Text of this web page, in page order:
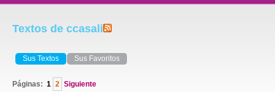
Textos de ccasali
Sus Textos Sus Favoritos
Páginas: 1 2 Siguiente